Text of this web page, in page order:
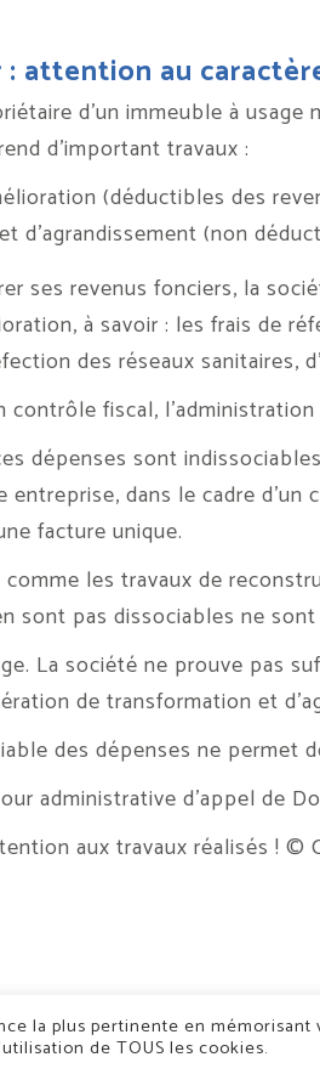
attention au
d’un immeuble à
d’important travaux :
(déductibles des
d’agrandissement (non
ses revenus fonciers, la
à savoir : les frais de
des réseaux sanitaires,
contrôle fiscal,
dépenses sont
entreprise, dans le cadre
facture unique.
les travaux de
sont pas dissociables ne
La société ne prouve pas
de transformation et
des dépenses ne permet
administrative d’appel de
aux travaux réalisés ! ©
-19c Rue Fossé des Treize 67000
la plus pertinente en
de TOUS les cookies.